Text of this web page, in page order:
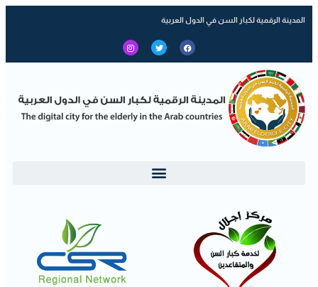
المدينة الرقمية لكبار السن في الدول العربية